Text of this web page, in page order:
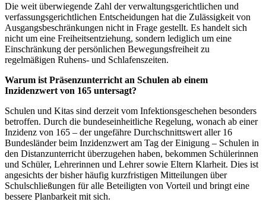
Die weit überwiegende Zahl der verwaltungsgerichtlichen und
verfassungsgerichtlichen Entscheidungen hat die Zulässigkeit von
Ausgangsbeschränkungen nicht in Frage gestellt. Es handelt sich
nicht um eine Freiheitsentziehung, sondern lediglich um eine
Einschränkung der persönlichen Bewegungsfreiheit zu
regelmäßigen Ruhens- und Schlafenszeiten.
Warum ist Präsenzunterricht an Schulen ab einem
Inzidenzwert von 165 untersagt?
Schulen und Kitas sind derzeit vom Infektionsgeschehen besonders
betroffen. Durch die bundeseinheitliche Regelung, wonach ab einer
Inzidenz von 165 – der ungefähre Durchschnittswert aller 16
Bundesländer beim Inzidenzwert am Tag der Einigung – Schulen in
den Distanzunterricht überzugehen haben, bekommen Schülerinnen
und Schüler, Lehrerinnen und Lehrer sowie Eltern Klarheit. Dies ist
angesichts der bisher häufig kurzfristigen Mitteilungen über
Schulschließungen für alle Beteiligten von Vorteil und bringt eine
bessere Planbarkeit mit sich.